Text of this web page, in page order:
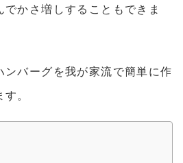
かさ増しすることもできま
バーグを我が家流で簡単に作
。